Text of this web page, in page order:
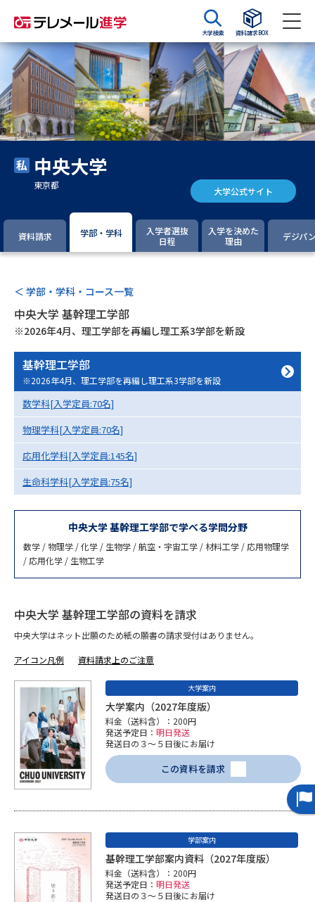
大学検索 資料請求BOX
資料請求 資料検索
大学・短大の資料種類から請求
大学パンフ
大学入学共通テスト利用選抜の
過去問題集
専門学校の資料請求
留学・進学関連、塾・予備校
大学入学共通テスト「受験案
大学入学共通テスト「受験上の
配慮案内」の請求
高等学校卒業程度認定試験
幼稚園教員資格認定試験
高等学校（情報）教員資格認定
試験
大学研究 大学検索
大学で学べる内容や特徴を調べる
新増設大学・学部・学科特集
国際・グローバルに強い大学特
データサイエンス特集
デジタルパンフレット 進路の３択
新学年スタート号特集ページ
（高3生用）
新学年スタート号特集ページ
（高2生用）
SELFBRAND特集ページ
オープンキャンパスなどを調べる
オープンキャンパス検索 実施プログラムから探す
来場型・Web型イベント特集 夢ナビライブ
中央大学
東京都 大学公式サイト
資料請求 学部・学科
入学者選抜
日程
入学を決めた
理由
デジパ
＜ 学部・学科・コース一覧
中央大学 基幹理工学部
※2026年4月、理工学部を再編し理工系3学部を新設
基幹理工学部
※2026年4月、理工学部を再編し理工系3学部を新設
数学科[入学定員:70名]
物理学科[入学定員:70名]
応用化学科[入学定員:145名]
生命科学科[入学定員:75名]
中央大学 基幹理工学部で学べる学問分野
数学 / 物理学 / 化学 / 生物学 / 航空・宇宙工学 / 材料工学 / 応用物理学
/ 応用化学 / 生物工学
中央大学 基幹理工学部の資料を請求
中央大学はネット出願のため紙の願書の請求受付はありません。
アイコン凡例 資料請求上のご注意
大学案内
大学案内（2027年度版）
料金（送料含）：200円
発送予定日： 明日発送
発送日の３～５日後にお届け
この資料を請求
学部案内
基幹理工学部案内資料（2027年度版）
料金（送料含）：200円
発送予定日： 明日発送
発送日の３～５日後にお届け